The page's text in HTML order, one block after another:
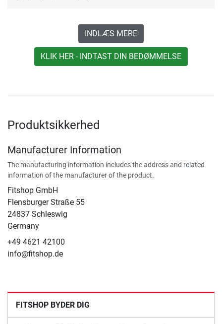
INDLÆS MERE
KLIK HER - INDTAST DIN BEDØMMELSE
Produktsikkerhed
Manufacturer Information
The manufacturing information includes the address and related
information of the manufacturer of the product.
Fitshop GmbH
Flensburger Straße 55
24837 Schleswig
Germany
+49 4621 42100
info@fitshop.de
FITSHOP BYDER DIG